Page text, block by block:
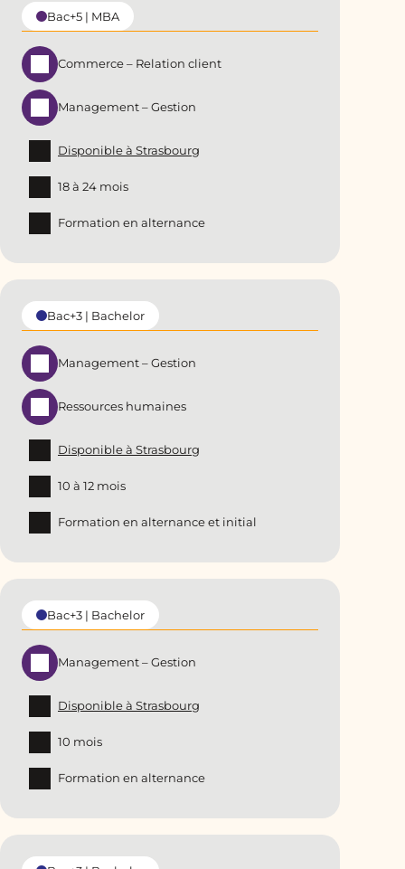
Bac+5 | MBA
Commerce – Relation client
Management – Gestion
Disponible à Strasbourg
18 à 24 mois
Formation en alternance
Bac+3 | Bachelor
Management – Gestion
Ressources humaines
Disponible à Strasbourg
10 à 12 mois
Formation en alternance et initial
Bac+3 | Bachelor
Management – Gestion
Disponible à Strasbourg
10 mois
Formation en alternance